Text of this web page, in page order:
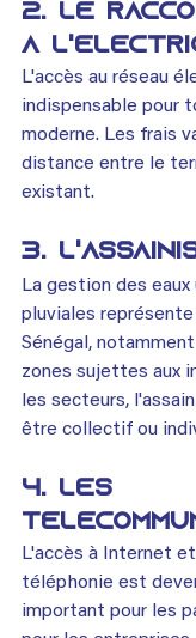
2. Le
à
L'accès au réseau
indispensable pour
moderne. Les frais
distance entre le
existant.
3.
La gestion des
pluviales représente
Sénégal,
zones sujettes aux
les secteurs,
être collectif ou
4. Les
L'accès à Internet
téléphonie est
important pour les